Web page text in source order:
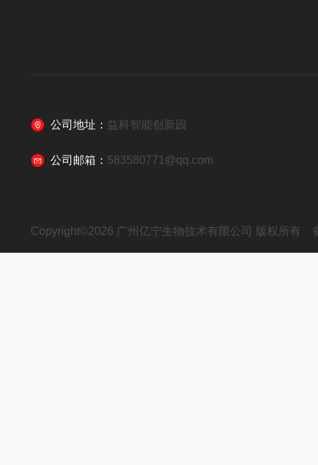
公司地址： 益科智能创新园
公司邮箱： 583580771@qq.com
Copyright©2026 广州亿宁生物技术有限公司 版权所有